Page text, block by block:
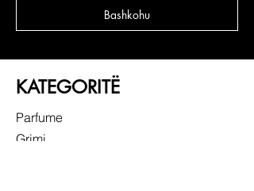
Bashkohu
KATEGORITË
Parfume
Grimi